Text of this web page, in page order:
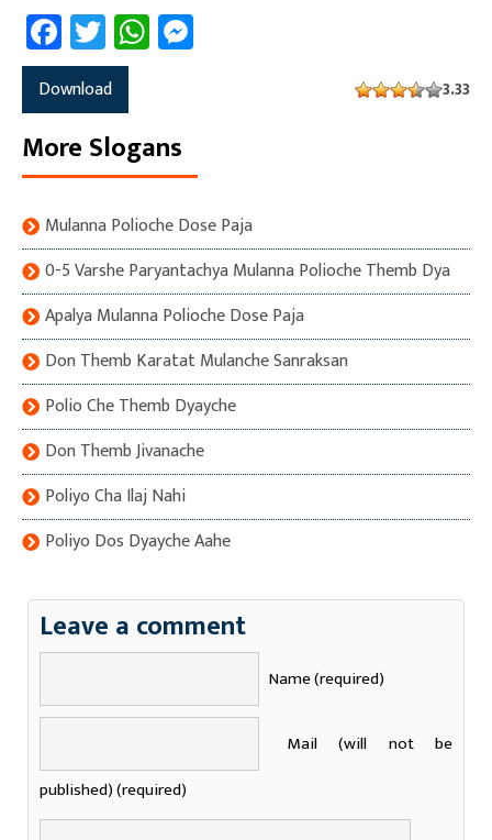
Facebook
TwitterWhatsApp
Download 3.33
More Slogans
Mulanna Polioche Dose Paja
0-5 Varshe Paryantachya Mulanna Polioche Themb Dya
Apalya Mulanna Polioche Dose Paja
Don Themb Karatat Mulanche Sanraksan
Polio Che Themb Dyayche
Don Themb Jivanache
Poliyo Cha Ilaj Nahi
Poliyo Dos Dyayche Aahe
Leave a comment
Name (required)
Mail (will not be
published) (required)